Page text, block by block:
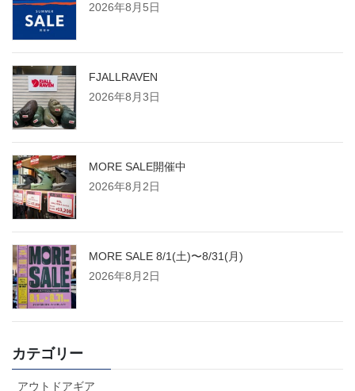
2026年8月5日
FJALLRAVEN
2026年8月3日
MORE SALE開催中
2026年8月2日
MORE SALE 8/1(土)〜8/31(月)
2026年8月2日
カテゴリー
アウトドアギア